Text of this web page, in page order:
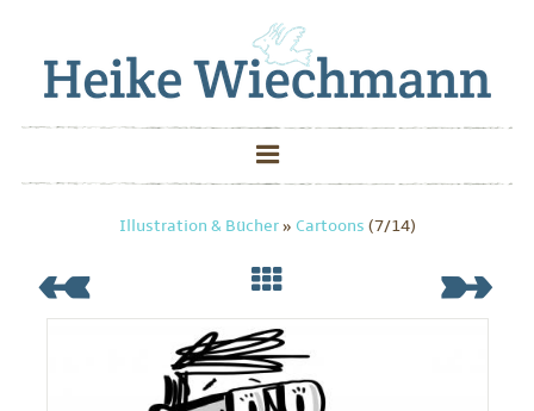
Illustration & Bücher» Cartoons (7/14)